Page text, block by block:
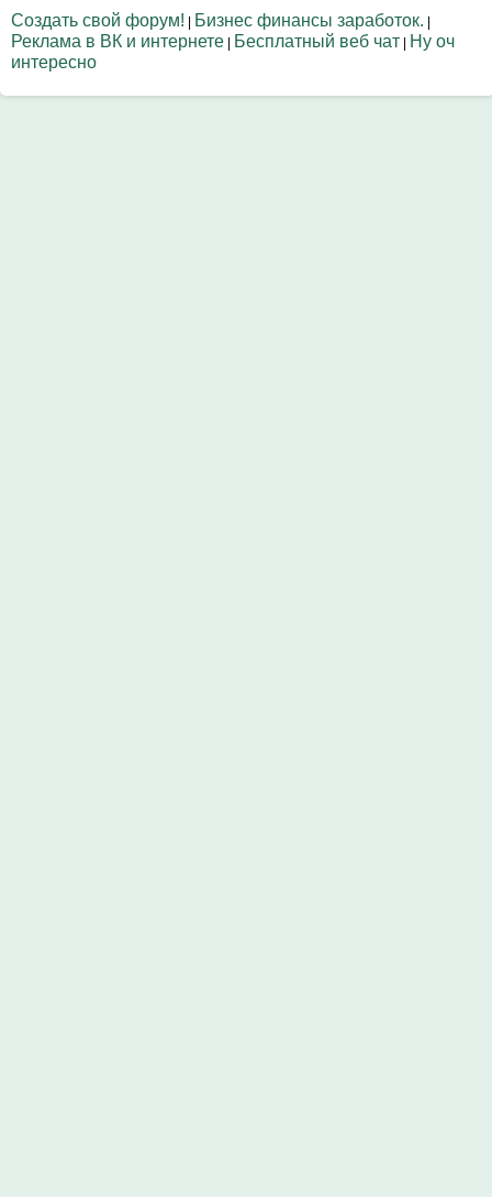
Создать свой форум! | Бизнес финансы заработок. |
Реклама в ВК и интернете | Бесплатный веб чат | Ну оч
интересно